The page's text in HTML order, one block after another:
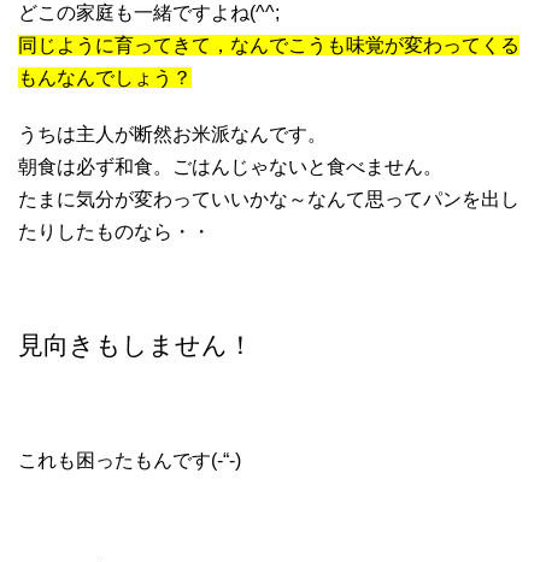
どこの家庭も一緒ですよね(^^;
同じように育ってきて，なんでこうも味覚が変わってくる
もんなんでしょう？
うちは主人が断然お米派なんです。
朝食は必ず和食。ごはんじゃないと食べません。
たまに気分が変わっていいかな～なんて思ってパンを出し
たりしたものなら・・
見向きもしません！
これも困ったもんです(-“-)